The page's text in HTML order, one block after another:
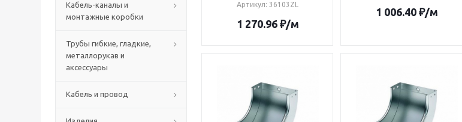
Кабель-каналы и
монтажные коробки
Трубы гибкие, гладкие,
металлорукав и
аксессуары
Кабель и провод
Артикул: 36103ZL
1 270.96₽/м
1 006.40₽/м